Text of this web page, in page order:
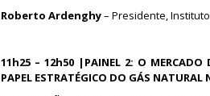
Roberto Ardenghy– Presidente,
11h25 – 12h50 |PAINEL 2: O MERCADO
PAPEL ESTRATÉGICO DO GÁS NATURAL